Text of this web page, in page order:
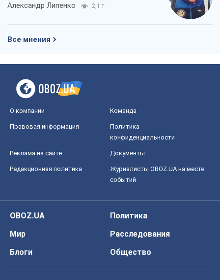
Александр Липенко 2,1 т.
Все мнения
О компании Команда
Правовая информация
Политика
конфиденциальности
Реклама на сайте Документы
Редакционная политика
Журналисты OBOZ.UA на месте
событий
OBOZ.UA
Политика
Мир
Расследования
Блоги
Общество